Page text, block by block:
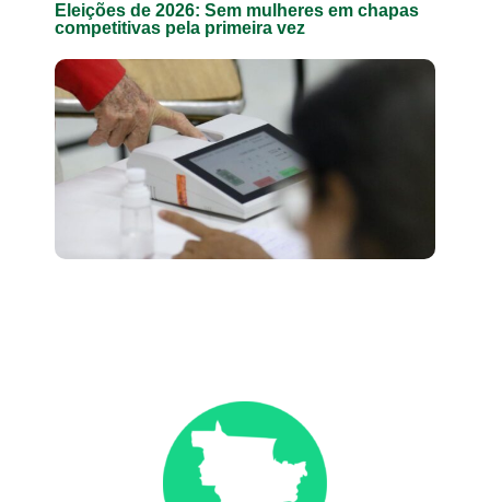
Eleições de 2026: Sem mulheres em chapas
competitivas pela primeira vez